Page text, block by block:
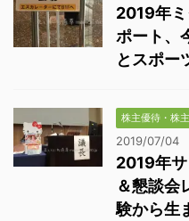
2019年
ポート、
とスポー
株主優待・株
2019/07/04
2019年
＆懇談会
験から生